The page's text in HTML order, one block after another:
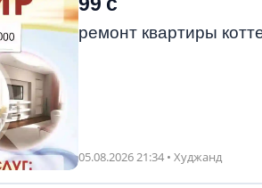
ремонт квартиры
05.08.2026 21:34 • Худжанд